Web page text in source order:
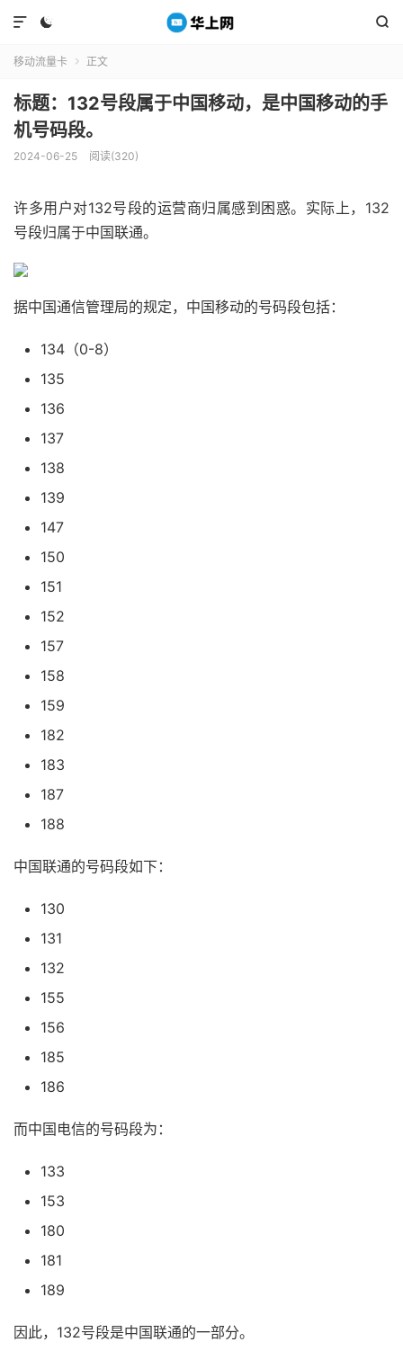
 

移动流量卡  正文
标题：132号段属于中国移动，是中国移动的手
机号码段。
2024-06-25 阅读(320)
许多用户对132号段的运营商归属感到困惑。实际上，132
号段归属于中国联通。
据中国通信管理局的规定，中国移动的号码段包括：
134（0-8）
135
136
137
138
139
147
150
151
152
157
158
159
182
183
187
188
中国联通的号码段如下：
130
131
132
155
156
185
186
而中国电信的号码段为：
133
153
180
181
189
因此，132号段是中国联通的一部分。